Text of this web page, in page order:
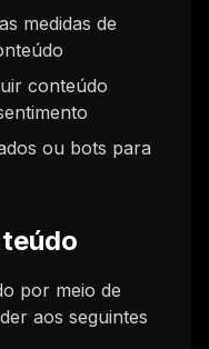
medidas de
conteúdo
ou bots para
por meio de
aos seguintes